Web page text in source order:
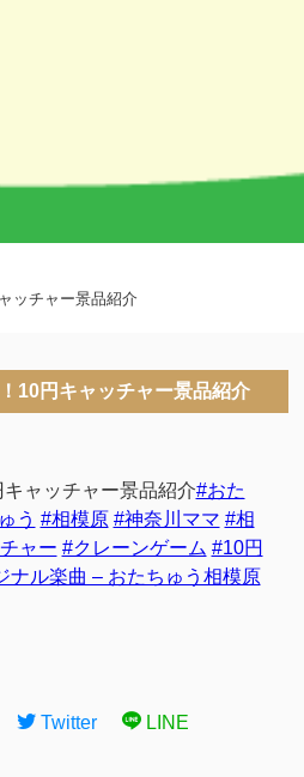
ッチャー景品紹介
10円キャッチャー景品紹介
キャッチャー景品紹介#おた
う #相模原 #神奈川ママ #相
ャー #クレーンゲーム #10円
ナル楽曲 – おたちゅう相模原
Twitter LINE